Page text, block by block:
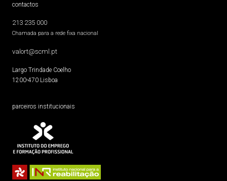
contactos
213 235 000
Chamada para a rede fixa nacional
valort@scml.pt
Largo Trindade Coelho
1200-470 Lisboa
parceiros institucionais